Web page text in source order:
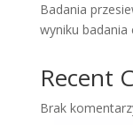
Badania
wyniku
Recent
Brak